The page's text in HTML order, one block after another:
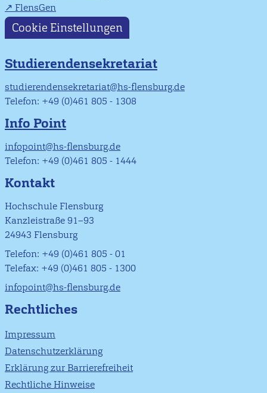
FlensGen
Cookie Einstellungen
Studierendensekretariat
studierendensekretariat@hs-flensburg.de
Telefon: +49 (0)461 805 - 1308
Info Point
infopoint@hs-flensburg.de
Telefon: +49 (0)461 805 - 1444
Kontakt
Hochschule Flensburg
Kanzleistraße 91–93
24943 Flensburg
Telefon: +49 (0)461 805 - 01
Telefax: +49 (0)461 805 - 1300
infopoint@hs-flensburg.de
Rechtliches
Impressum
Datenschutzerklärung
Erklärung zur Barrierefreiheit
Rechtliche Hinweise